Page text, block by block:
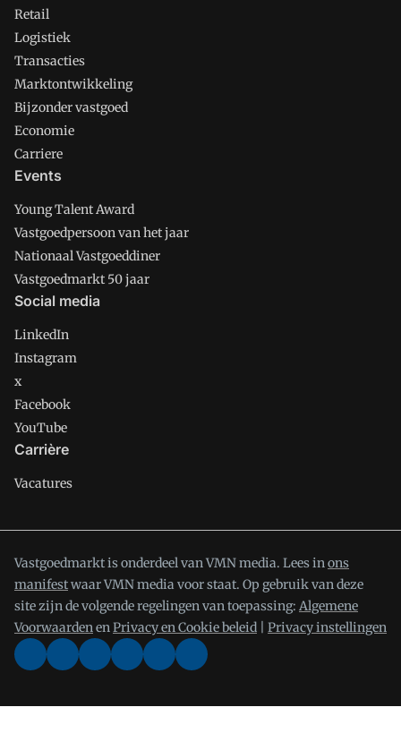
Retail
Logistiek
Transacties
Marktontwikkeling
Bijzonder vastgoed
Economie
Carriere
Events
Young Talent Award
Vastgoedpersoon van het jaar
Nationaal Vastgoeddiner
Vastgoedmarkt 50 jaar
Social media
LinkedIn
Instagram
x
Facebook
YouTube
Carrière
Vacatures
Vastgoedmarkt is onderdeel van VMN media. Lees inons
manifestwaar VMN media voor staat. Op gebruik van deze
site zijn de volgende regelingen van toepassing: Algemene
VoorwaardenenPrivacy en Cookie beleid Privacy instellingen